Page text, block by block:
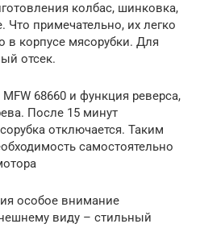
колбас, шинковка,
Что примечательно, их легко
в корпусе мясорубки. Для
отсек.
68660 и функция реверса,
После 15 минут
отключается. Таким
самостоятельно
особое внимание
виду – стильный